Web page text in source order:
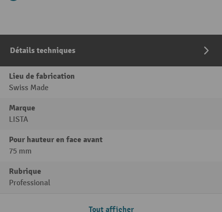
Détails techniques
Lieu de fabrication
Swiss Made
Marque
LISTA
Pour hauteur en face avant
75 mm
Rubrique
Professional
Tout afficher